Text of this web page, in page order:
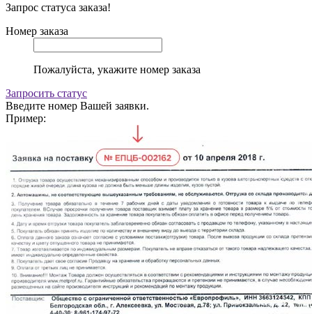
Запрос статуса заказа!
Номер заказа
Пожалуйста, укажите номер заказа
Запросить статус
Введите номер Вашей заявки.
Пример: